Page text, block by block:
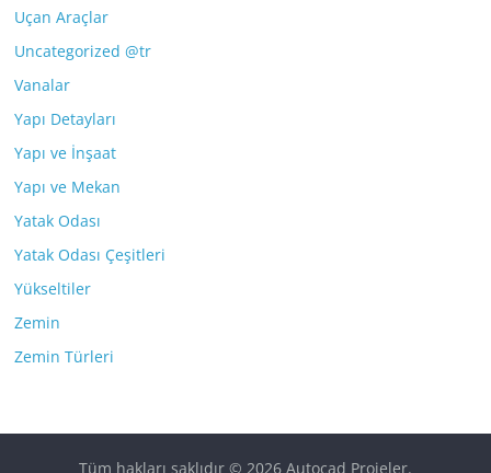
Uçan Araçlar
Uncategorized @tr
Vanalar
Yapı Detayları
Yapı ve İnşaat
Yapı ve Mekan
Yatak Odası
Yatak Odası Çeşitleri
Yükseltiler
Zemin
Zemin Türleri
Tüm hakları saklıdır © 2026 Autocad Projeler.